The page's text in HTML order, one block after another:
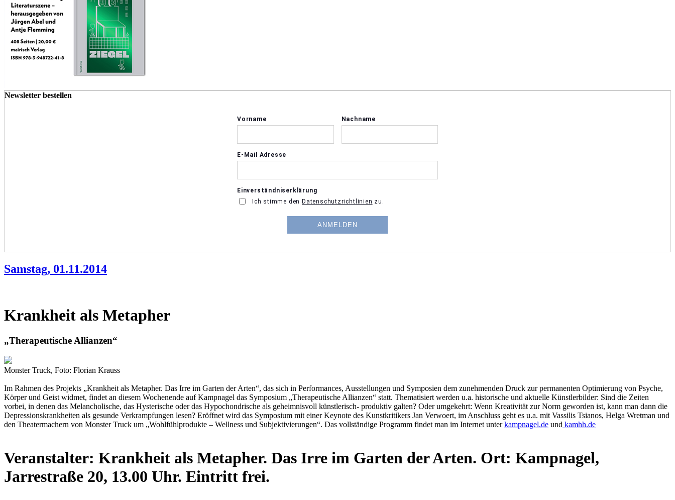
Newsletter bestellen
Samstag, 01.11.2014
Krankheit als Metapher
„Therapeutische Allianzen“
Monster Truck, Foto: Florian Krauss
Im Rahmen des Projekts „Krankheit als Metapher. Das Irre im Garten der Arten“, das sich in Performances, Ausstellungen und Symposien dem zunehmenden Druck zur permanenten Optimierung von Psyche,
Körper und Geist widmet, findet an diesem Wochenende auf Kampnagel das Symposium „Therapeutische Allianzen“ statt. Thematisiert werden u.a. historische und aktuelle Künstlerbilder: Sind die Zeiten
vorbei, in denen das Melancholische, das Hysterische oder das Hypochondrische als geheimnisvoll künstlerisch- produktiv galten? Oder umgekehrt: Wenn Kreativität zur Norm geworden ist, kann man dann die
Depressionskrankheiten als gesunde Verkrampfungen lesen? Eröffnet wird das Symposium mit einer Keynote des Kunstkritikers Jan Verwoert, im Anschluss geht es u.a. mit Vassilis Tsianos, Helga Wretman und
den Theatermachern von Monster Truck um „Wohlfühlprodukte – Wellness und Subjektivierungen“. Das vollständige Programm findet man im Internet unterkampnagel.de und kamhh.de
Veranstalter: Krankheit als Metapher. Das Irre im Garten der Arten. Ort: Kampnagel,
Jarrestraße 20, 13.00 Uhr. Eintritt frei.